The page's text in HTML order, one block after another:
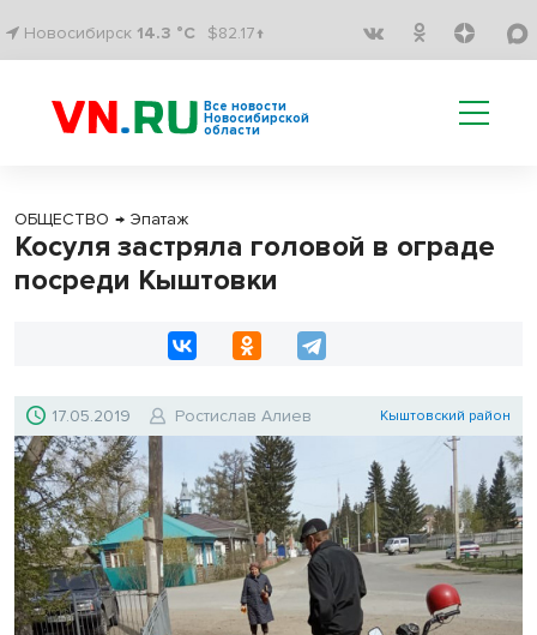
Новосибирск 14.3 °C $82.17↑
Все новости
Новосибирской
области
ОБЩЕСТВО → Эпатаж
Косуля застряла головой в ограде
посреди Кыштовки
17.05.2019 Ростислав Алиев Кыштовский район